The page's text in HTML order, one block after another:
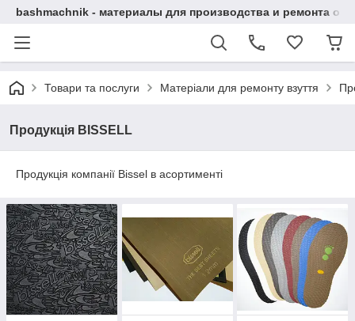
bashmachnik - материалы для производства и ремонта
Товари та послуги Матеріали для ремонту взуття
Продукція BISSELL
Продукція компанії Bissel в асортименті